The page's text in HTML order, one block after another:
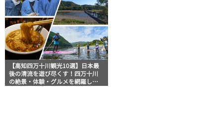
【高知四万十川観光10選】日本最
後の清流を遊び尽くす！四万十川
の絶景・体験・グルメを網羅した